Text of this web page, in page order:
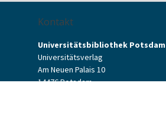
Kontakt
Universitätsbibliothek Potsdam
Universitätsverlag
Am Neuen Palais 10
14476 Potsdam